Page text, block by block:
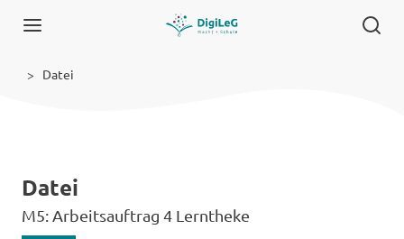
Datei
Datei
M5: Arbeitsauftrag 4 Lerntheke